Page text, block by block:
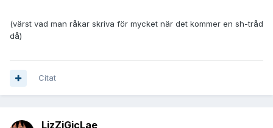
(värst vad man råkar skriva för mycket när det kommer en sh-tråd
då)
Citat
LizZiGicLae